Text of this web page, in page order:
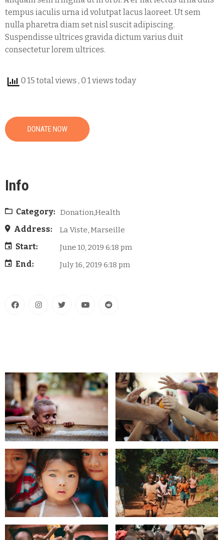
tempus iaculis urna id volutpat lacus laoreet. Ut sem
nulla pharetra diam set nisl suscit adipiscing.
Suspendisse ultrices gravida dictum varius duit
consectetur lorem ultrices.
0 15 total views , 0 1 views today
DONATE NOW
Info
Category: Donation,Health
Address: La Viste, Marseille
Start: June 10, 2019 6:18 pm
End: July 16, 2019 6:18 pm